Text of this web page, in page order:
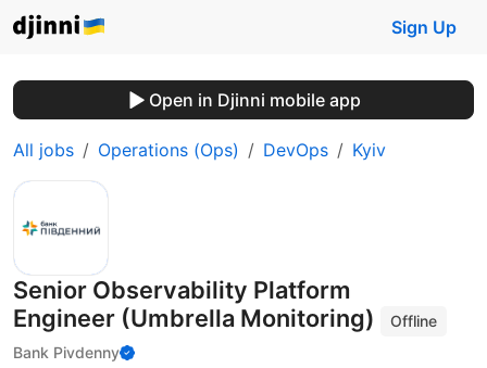
Sign Up
Open in Djinni mobile app
All jobs Operations (Ops) DevOps Kyiv
Senior Observability Platform
Engineer (Umbrella Monitoring)
Offline
Bank Pivdenny